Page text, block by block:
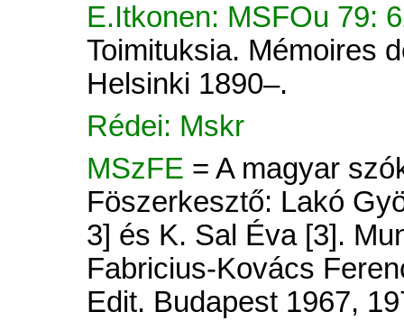
E.Itkonen: MSFOu 79:
Toimituksia. Mémoires
Helsinki 1890–.
Rédei: Mskr
MSzFE = A magyar
Föszerkesztő: Lakó
3] és K. Sal Éva [3].
Fabricius-Kovács
Edit. Budapest 1967,